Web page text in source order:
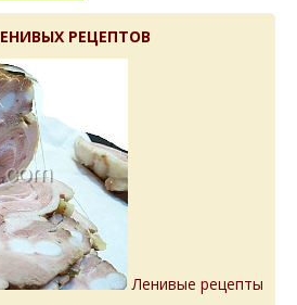
РЕЦЕПТОВ
Ленивые рецепты